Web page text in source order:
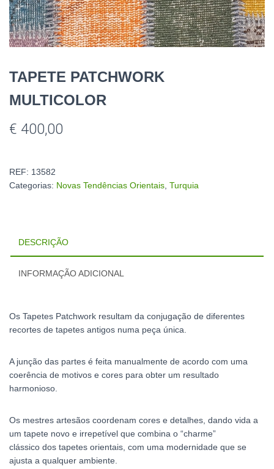
TAPETE PATCHWORK
MULTICOLOR
€ 400,00
REF: 13582
Categorias: Novas Tendências Orientais Turquia
DESCRIÇÃO
INFORMAÇÃO ADICIONAL
Os Tapetes Patchwork resultam da conjugação de diferentes
recortes de tapetes antigos numa peça única.
A junção das partes é feita manualmente de acordo com uma
coerência de motivos e cores para obter um resultado
harmonioso.
Os mestres artesãos coordenam cores e detalhes, dando vida a
um tapete novo e irrepetível que combina o “charme”
clássico dos tapetes orientais, com uma modernidade que se
ajusta a qualquer ambiente.